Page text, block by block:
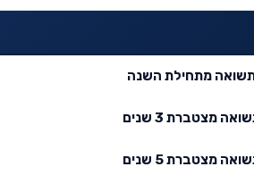
מתחילת השנה
מצטברת 3 שנים
מצטברת 5 שנים